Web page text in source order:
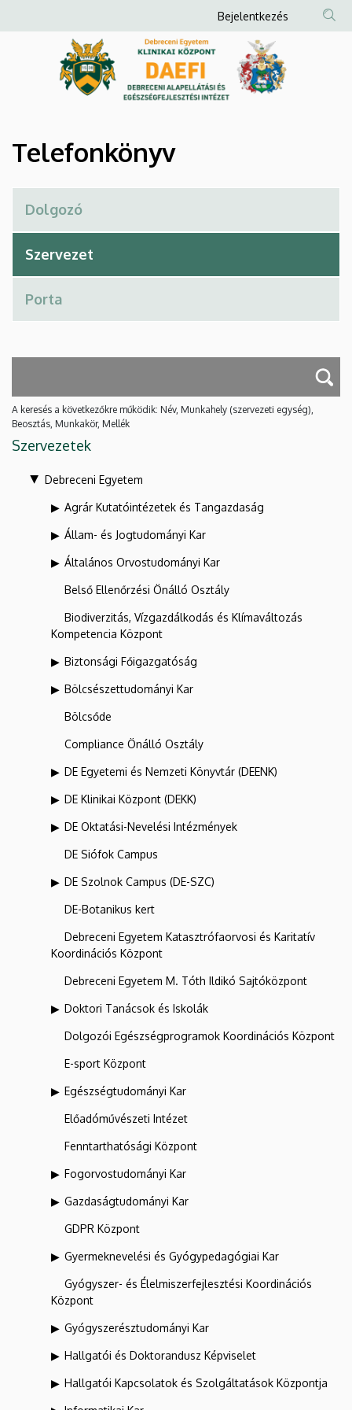
Debreceni
és
Egészségfejlesztési
Intézet
a
Anonim
Felhasználói
fiók
menüje
Bejelentkezés
Telefonkönyv
A keresés a következőkre működik: Név, Munkahely (szervezeti egység),
Beosztás, Munkakör, Mellék
Szervezetek
Debreceni Egyetem
Agrár Kutatóintézetek és Tangazdaság
Állam- és Jogtudományi Kar
Általános Orvostudományi Kar
Belső Ellenőrzési Önálló Osztály
Biodiverzitás, Vízgazdálkodás és Klímaváltozás
Kompetencia Központ
Biztonsági Főigazgatóság
Bölcsészettudományi Kar
Bölcsőde
Compliance Önálló Osztály
DE Egyetemi és Nemzeti Könyvtár (DEENK)
DE Klinikai Központ (DEKK)
DE Oktatási-Nevelési Intézmények
DE Siófok Campus
DE Szolnok Campus (DE-SZC)
DE-Botanikus kert
Debreceni Egyetem Katasztrófaorvosi és Karitatív
Koordinációs Központ
Debreceni Egyetem M. Tóth Ildikó Sajtóközpont
Doktori Tanácsok és Iskolák
Dolgozói Egészségprogramok Koordinációs Központ
E-sport Központ
Egészségtudományi Kar
Előadóművészeti Intézet
Fenntarthatósági Központ
Fogorvostudományi Kar
Gazdaságtudományi Kar
GDPR Központ
Gyermeknevelési és Gyógypedagógiai Kar
Gyógyszer- és Élelmiszerfejlesztési Koordinációs
Központ
Gyógyszerésztudományi Kar
Hallgatói és Doktorandusz Képviselet
Hallgatói Kapcsolatok és Szolgáltatások Központja